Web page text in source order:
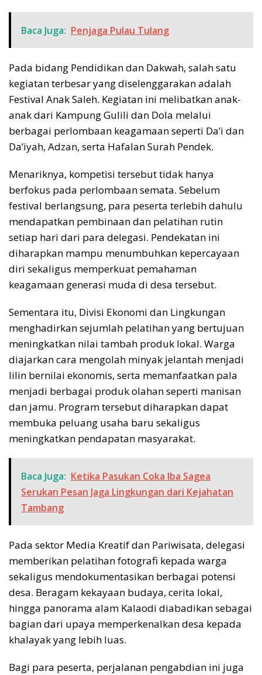
Baca Juga: Penjaga Pulau Tulang
Pada bidang Pendidikan dan Dakwah, salah satu
kegiatan terbesar yang diselenggarakan adalah
Festival Anak Saleh. Kegiatan ini melibatkan anak-
anak dari Kampung Gulili dan Dola melalui
berbagai perlombaan keagamaan seperti Da’i dan
Da’iyah, Adzan, serta Hafalan Surah Pendek.
Menariknya, kompetisi tersebut tidak hanya
berfokus pada perlombaan semata. Sebelum
festival berlangsung, para peserta terlebih dahulu
mendapatkan pembinaan dan pelatihan rutin
setiap hari dari para delegasi. Pendekatan ini
diharapkan mampu menumbuhkan kepercayaan
diri sekaligus memperkuat pemahaman
keagamaan generasi muda di desa tersebut.
Sementara itu, Divisi Ekonomi dan Lingkungan
menghadirkan sejumlah pelatihan yang bertujuan
meningkatkan nilai tambah produk lokal. Warga
diajarkan cara mengolah minyak jelantah menjadi
lilin bernilai ekonomis, serta memanfaatkan pala
menjadi berbagai produk olahan seperti manisan
dan jamu. Program tersebut diharapkan dapat
membuka peluang usaha baru sekaligus
meningkatkan pendapatan masyarakat.
Baca Juga: Ketika Pasukan Coka Iba Sagea
Serukan Pesan Jaga Lingkungan dari Kejahatan
Tambang
Pada sektor Media Kreatif dan Pariwisata, delegasi
memberikan pelatihan fotografi kepada warga
sekaligus mendokumentasikan berbagai potensi
desa. Beragam kekayaan budaya, cerita lokal,
hingga panorama alam Kalaodi diabadikan sebagai
bagian dari upaya memperkenalkan desa kepada
khalayak yang lebih luas.
Bagi para peserta, perjalanan pengabdian ini juga